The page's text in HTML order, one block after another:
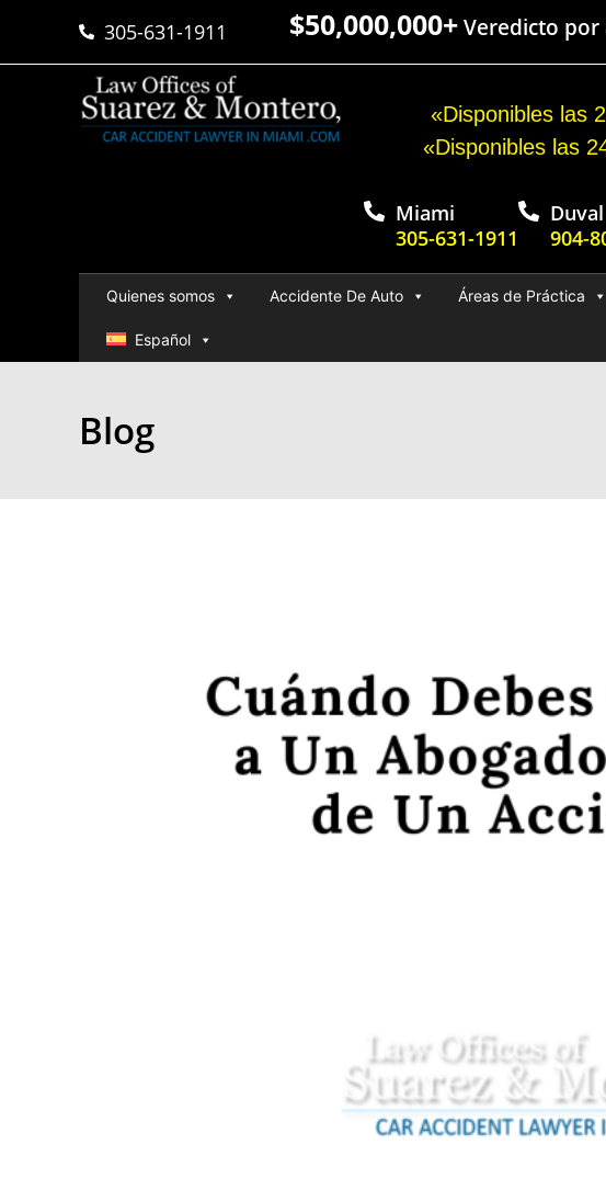
305-631-1911 $50,000,000+Veredicto
«Disponibles las
«Disponibles las
Miami
305-631-1911
Duval
904-
Quienes somos Accidente De Auto Áreas de Práctica
Español
Blog